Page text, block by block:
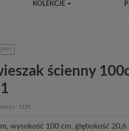
KOLEKCJE
ścienny
1129
wysokość 100 cm, głębokość 20,6